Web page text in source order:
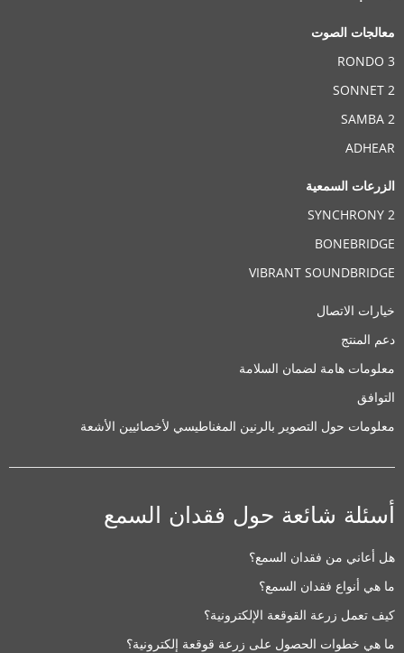
Clinic
Jéricho dans la rue de l'école, HECM
Cotonou
حلول السمع المدعومة:
VIBRANT SOUNDBRIDGE,
ADHEAR
Clinic
Benoit Afrique Auditions Togo
حلول السمع المدعومة:
VIBRANT SOUNDBRIDGE,
CI System,ADHEAR
تفاصيل معلومات الاتصال
معالجات الصوت
RONDO 3
SONNET 2
SAMBA 2
ADHEAR
الزرعات السمعية
SYNCHRONY 2
BONEBRIDGE
VIBRANT SOUNDBRIDGE
خيارات الاتصال
دعم المنتج
معلومات هامة لضمان السلامة
التوافق
معلومات حول التصوير بالرنين المغناطيسي لأخصائيين الأشعة
أسئلة شائعة حول فقدان السمع
هل أعاني من فقدان السمع؟
ما هي أنواع فقدان السمع؟
كيف تعمل زرعة القوقعة الإلكترونية؟
ما هي خطوات الحصول على زرعة قوقعة إلكترونية؟